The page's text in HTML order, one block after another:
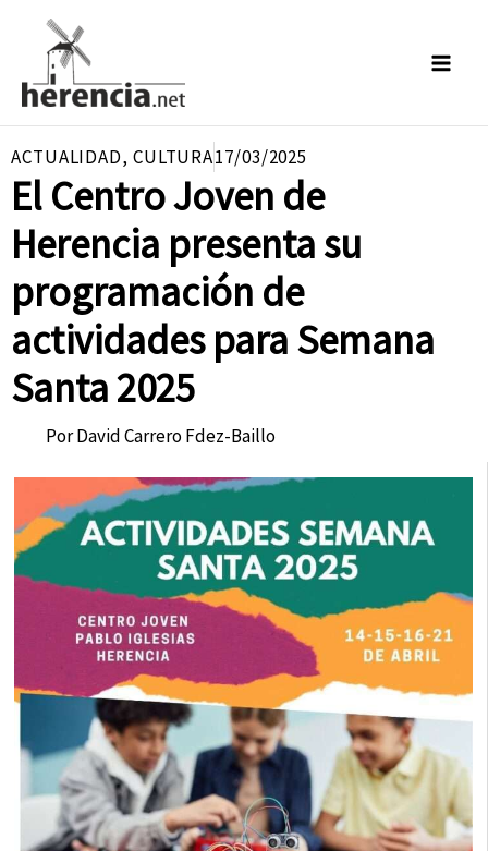
contenido
ACTUALIDAD, CULTURA17/03/2025
El Centro Joven de
Herencia presenta su
programación de
actividades para Semana
Santa 2025
PorDavid Carrero Fdez-Baillo